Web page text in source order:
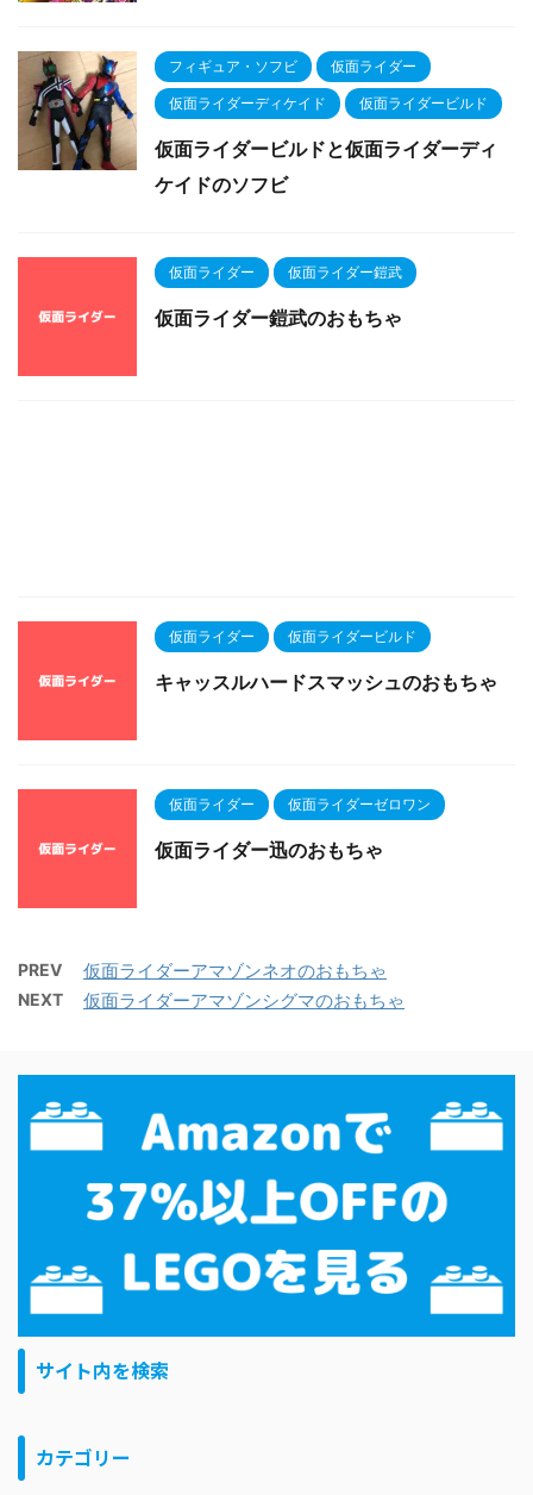
フィギュア・ソフビ 仮面ライダー
仮面ライダーディケイド 仮面ライダービルド
仮面ライダービルドと仮面ライダーディ
ケイドのソフビ
仮面ライダー 仮面ライダー鎧武
仮面ライダー鎧武のおもちゃ
仮面ライダー 仮面ライダービルド
キャッスルハードスマッシュのおもちゃ
仮面ライダー 仮面ライダーゼロワン
仮面ライダー迅のおもちゃ
PREV 仮面ライダーアマゾンネオのおもちゃ
NEXT 仮面ライダーアマゾンシグマのおもちゃ
サイト内を検索
カテゴリー